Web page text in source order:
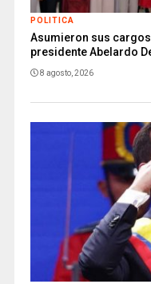
POLITICA
Asumieron sus
presidente Abelardo
8 agosto, 2026